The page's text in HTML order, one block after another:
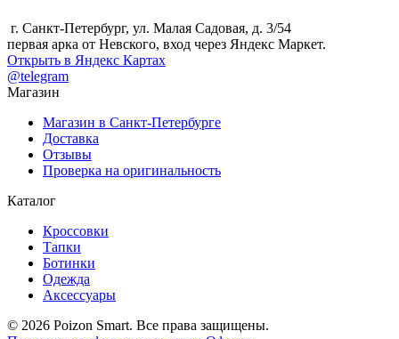
г. Санкт-Петербург, ул. Малая Садовая, д. 3/54
первая арка от Невского, вход через Яндекс Маркет.
Открыть в Яндекс Картах
@telegram
Магазин
Магазин в Санкт-Петербурге
Доставка
Отзывы
Проверка на оригинальность
Каталог
Кроссовки
Тапки
Ботинки
Одежда
Аксессуары
© 2026 Poizon Smart. Все права защищены.